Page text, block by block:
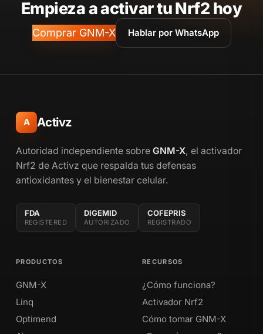
Empieza a activar tu Nrf2 hoy
Comprar GNM-X Hablar por WhatsApp
A Activz
Autoridad independiente sobre GNM-X, el activador
Nrf2 de Activz que respalda tus defensas
antioxidantes y el bienestar celular.
FDA
REGISTERED
DIGEMID
AUTORIZADO
COFEPRIS
REGISTRADO
PRODUCTOS
GNM-X
Linq
Optimend
RECURSOS
¿Cómo funciona?
Activador Nrf2
Cómo tomar GNM-X